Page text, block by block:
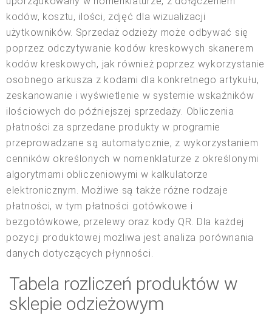
kodów, kosztu, ilości, zdjęć dla wizualizacji
użytkowników. Sprzedaż odzieży może odbywać się
poprzez odczytywanie kodów kreskowych skanerem
kodów kreskowych, jak również poprzez wykorzystanie
osobnego arkusza z kodami dla konkretnego artykułu,
zeskanowanie i wyświetlenie w systemie wskaźników
ilościowych do późniejszej sprzedaży. Obliczenia
płatności za sprzedane produkty w programie
przeprowadzane są automatycznie, z wykorzystaniem
cenników określonych w nomenklaturze z określonymi
algorytmami obliczeniowymi w kalkulatorze
elektronicznym. Możliwe są także różne rodzaje
płatności, w tym płatności gotówkowe i
bezgotówkowe, przelewy oraz kody QR. Dla każdej
pozycji produktowej możliwa jest analiza porównania
danych dotyczących płynności.
Tabela rozliczeń produktów w
sklepie odzieżowym